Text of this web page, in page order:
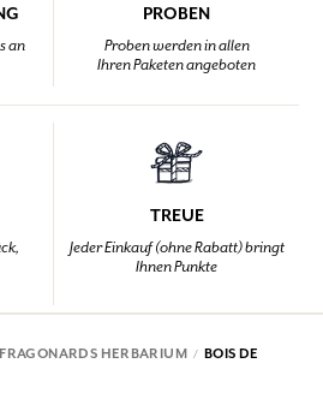
an
PROBEN
Proben werden in allen
Ihren Paketen angeboten
TREUE
Jeder Einkauf (ohne Rabatt) bringt
Ihnen Punkte
FRAGONARDS HERBARIUM
BOIS DE